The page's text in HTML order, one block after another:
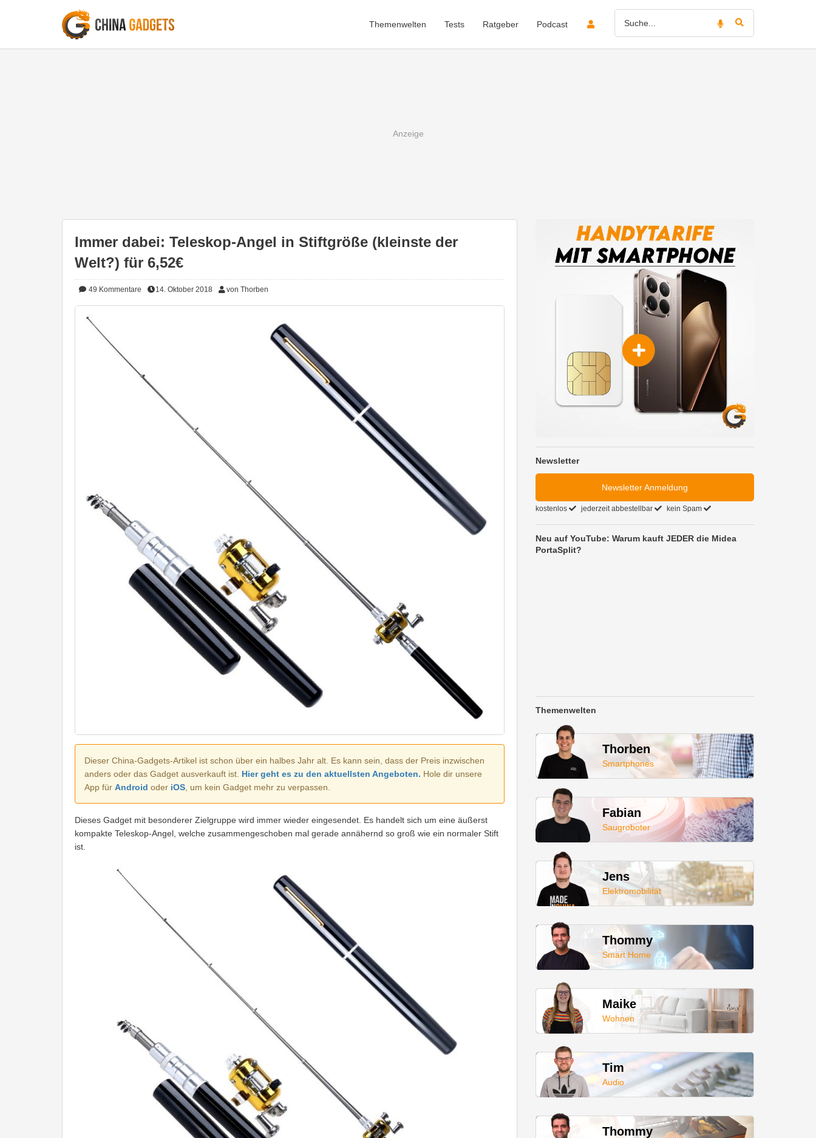
Themenwelten Tests Ratgeber Podcast
Immer dabei: Teleskop-Angel in Stiftgröße (kleinste der
Welt?) für 6,52€
49 Kommentare 14. Oktober 2018 von Thorben
Dieser China-Gadgets-Artikel ist schon über ein halbes Jahr alt. Es kann sein, dass der Preis inzwischen
anders oder das Gadget ausverkauft ist. Hier geht es zu den aktuellsten Angeboten. Hole dir unsere
App für Android oder iOS , um kein Gadget mehr zu verpassen.
Dieses Gadget mit besonderer Zielgruppe wird immer wieder eingesendet. Es handelt sich um eine äußerst
kompakte Teleskop-Angel, welche zusammengeschoben mal gerade annähernd so groß wie ein normaler Stift
ist.
Newsletter
Newsletter Anmeldung
kostenlos jederzeit abbestellbar kein Spam
Neu auf YouTube: Warum kauft JEDER die Midea
PortaSplit?
Themenwelten
Thorben
Smartphones
Fabian
Saugroboter
Jens
Elektromobilität
Thommy
Smart Home
Maike
Wohnen
Tim
Audio
Thommy